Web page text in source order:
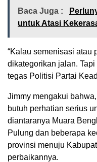
Baca Juga :
untuk Atasi
“Kalau semenisasi atau
dikategorikan jalan.
tegas Politisi Partai
Jimmy mengakui
butuh perhatian serius
diantaranya Muara
Pulung dan beberapa
provinsi menuju
perbaikannya.